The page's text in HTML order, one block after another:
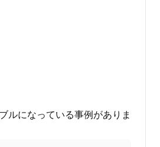
ルになっている事例がありま